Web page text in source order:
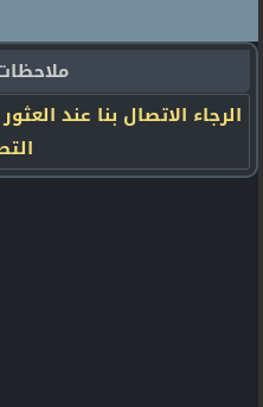
الرجاء الاتصال بنا عند